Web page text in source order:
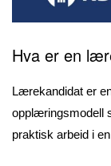
Hva er en
Lærekandidat er
opplæringsmodell
praktisk arbeid i